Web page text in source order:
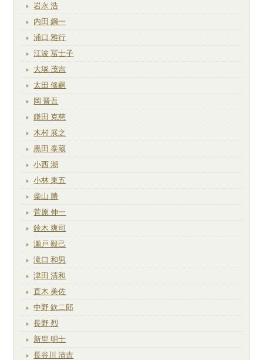
岩永 浩
内田 鋼一
浦口 雅行
江波 冨士子
大塚 茂吉
太田 修嗣
岡 晋吾
鎌田 克慈
木村 展之
黒田 泰蔵
小西 潮
小林 東五
柴山 勝
菅原 伸一
鈴木 爽司
瀬戸 毅己
滝口 和男
津田 清和
直木 美佐
中野 欽二郎
長野 烈
新里 明士
長谷川 清吉